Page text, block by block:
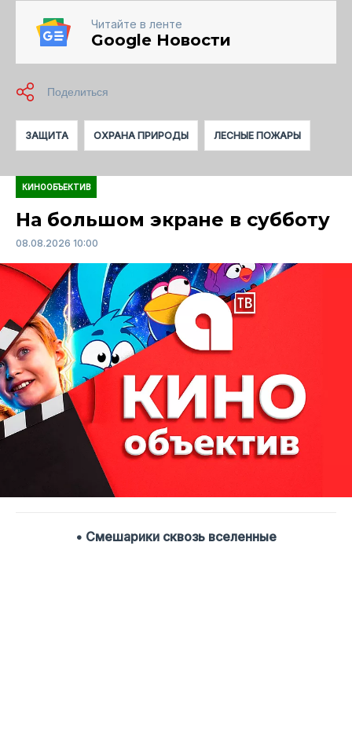
Читайте в ленте
Google Новости
ЗАЩИТА ОХРАНА ПРИРОДЫ ЛЕСНЫЕ ПОЖАРЫ
КИНООБЪЕКТИВ
На большом экране в субботу
08.08.2026 10:00
• Смешарики сквозь вселенные